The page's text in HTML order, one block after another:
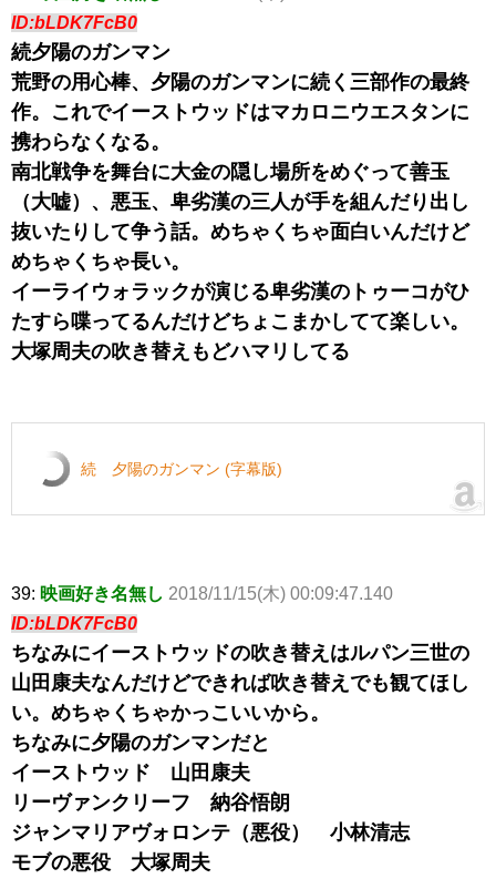
ID:bLDK7FcB0
続夕陽のガンマン
荒野の用心棒、夕陽のガンマンに続く三部作の最終
作。これでイーストウッドはマカロニウエスタンに
携わらなくなる。
南北戦争を舞台に大金の隠し場所をめぐって善玉
（大嘘）、悪玉、卑劣漢の三人が手を組んだり出し
抜いたりして争う話。めちゃくちゃ面白いんだけど
めちゃくちゃ長い。
イーライウォラックが演じる卑劣漢のトゥーコがひ
たすら喋ってるんだけどちょこまかしてて楽しい。
大塚周夫の吹き替えもどハマリしてる
続 夕陽のガンマン (字幕版)
39: 映画好き名無し 2018/11/15(木) 00:09:47.140
ID:bLDK7FcB0
ちなみにイーストウッドの吹き替えはルパン三世の
山田康夫なんだけどできれば吹き替えでも観てほし
い。めちゃくちゃかっこいいから。
ちなみに夕陽のガンマンだと
イーストウッド 山田康夫
リーヴァンクリーフ 納谷悟朗
ジャンマリアヴォロンテ（悪役） 小林清志
モブの悪役 大塚周夫